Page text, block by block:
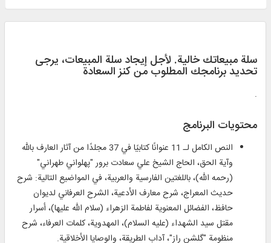
سلة مبيعاتك خالية. لأجل إيجاد سلة المبيعات، يرجی
تحديد برنامجك المطلوب من كنز السعادة
.
محتويات البرنامج
النص الكامل لـ 11 عنوانًا كتابيًا في 37 مجلدًا من آثار العارف بالله
وآية الحق، الحاج الشيخ علي سعادت برور "پهلواني طهراني"
(رحمه الله)، باللغتين الفارسية والعربية، في المواضيع التالية: شرح
حديث المعراج، شرح معارف الأدعية، الشرح العرفاني لديوان
حافظ، الفضائل المعنوية لفاطمة الزهراء (سلام الله عليها)، أسرار
مقتل سيد الشهداء (عليه السلام)، المهدوية، كلمات العرفاء، شرح
منظومة "گلشن راز"، آداب الطريقة، والوصايا الأخلاقية.